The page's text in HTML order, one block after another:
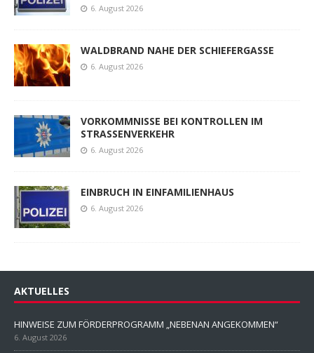
6. August 2026
WALDBRAND NAHE DER SCHIEFERGASSE
6. August 2026
VORKOMMNISSE BEI KONTROLLEN IM
STRASSENVERKEHR
6. August 2026
EINBRUCH IN EINFAMILIENHAUS
6. August 2026
AKTUELLES
HINWEISE ZUM FÖRDERPROGRAMM „NEBENAN ANGEKOMMEN“
6. August 2026